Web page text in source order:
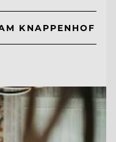
KNAPPENHOF